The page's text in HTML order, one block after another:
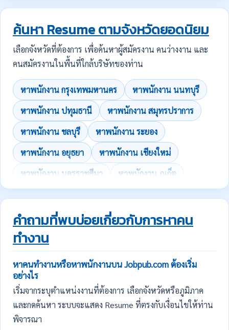
ค้นหา Resume ตามจังหวัดยอดนิยม
เลือกจังหวัดที่ต้องการ เพื่อค้นหาผู้สมัครงาน คนว่างงาน และ
คนสมัครงานในพื้นที่ใกล้บริษัทของท่าน
หาพนักงาน กรุงเทพมหานคร
หาพนักงาน นนทบุรี
หาพนักงาน ปทุมธานี
หาพนักงาน สมุทรปราการ
หาพนักงาน ชลบุรี
หาพนักงาน ระยอง
หาพนักงาน อยุธยา
หาพนักงาน เชียงใหม่
หาพนักงาน นครราชสีมา
หาพนักงาน ภูเก็ต
คำถามที่พบบ่อยเกี่ยวกับการหาคน
ทำงาน
หาคนทำงานหรือหาพนักงานบน Jobpub.com ต้องเริ่ม
อย่างไร
เริ่มจากระบุตำแหน่งงานที่ต้องการ เลือกจังหวัดหรือภูมิภาค
และกดค้นหา ระบบจะแสดง Resume ที่ตรงกับเงื่อนไขให้ท่าน
พิจารณา